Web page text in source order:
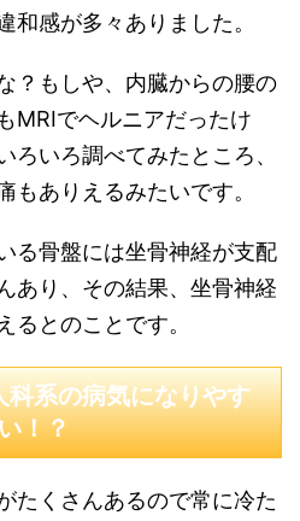
和感が多々ありました。
？もしや、内臓からの腰の
MRIでヘルニアだったけ
ろいろ調べてみたところ、
もありえるみたいです。
る骨盤には坐骨神経が支配
あり、その結果、坐骨神経
るとのことです。
科系の病気になりやす
！？
たくさんあるので常に冷た